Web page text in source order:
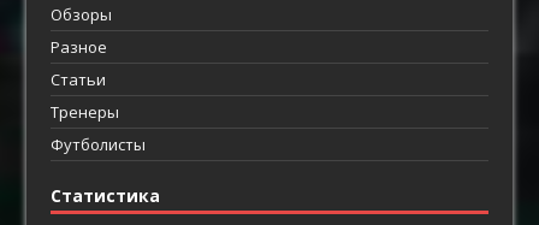
Обзоры
Разное
Статьи
Тренеры
Футболисты
Статистика